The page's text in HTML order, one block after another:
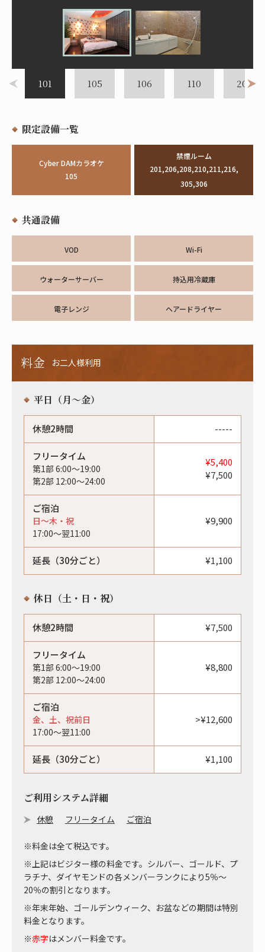
101 105 106 110 201
限定設備一覧
Cyber DAMカラオケ
105
禁煙ルーム
201,206,208,210,211,216,
305,306
共通設備
VOD Wi-Fi
ウォーターサーバー 持込用冷蔵庫
電子レンジ ヘアードライヤー
料金 お二人様利用
平日（月〜金）
休憩2時間 -----
フリータイム
第1部 6:00〜19:00
第2部 12:00〜24:00
¥5,400
¥7,500
ご宿泊
日〜木・祝
17:00〜翌11:00
¥9,900
延長（30分ごと） ¥1,100
休日（土・日・祝）
休憩2時間 ¥7,500
フリータイム
第1部 6:00〜19:00
第2部 12:00〜24:00
¥8,800
ご宿泊
金、土、祝前日
17:00〜翌11:00
>¥12,600
延長（30分ごと） ¥1,100
ご利用システム詳細
休憩 フリータイム ご宿泊
※料金は全て税込です。
※上記はビジター様の料金です。シルバー、ゴールド、プ
ラチナ、ダイヤモンドの各メンバーランクにより5％～
20％の割引となります。
※年末年始、ゴールデンウィーク、お盆などの期間は特別
料金となります。
※赤字はメンバー料金です。